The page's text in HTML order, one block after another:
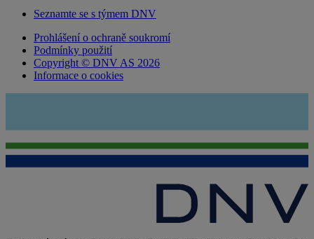
Seznamte se s týmem DNV
Prohlášení o ochraně soukromí
Podmínky použití
Copyright © DNV AS 2026
Informace o cookies